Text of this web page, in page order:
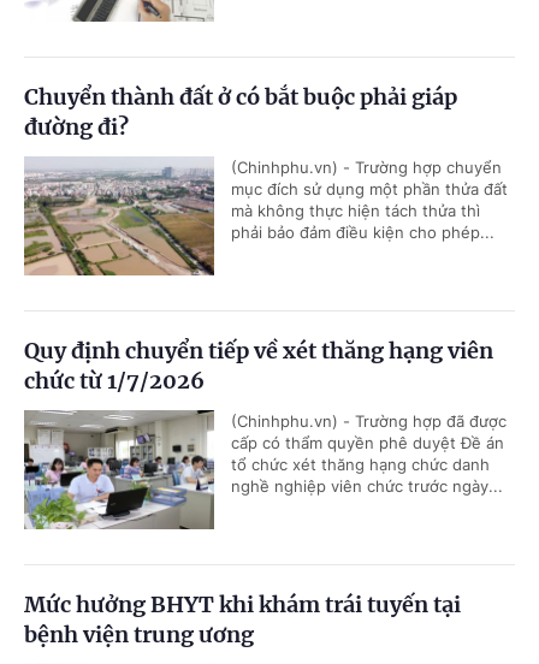
Chuyển thành đất ở có bắt buộc phải giáp
đường đi?
(Chinhphu.vn) - Trường hợp chuyển
mục đích sử dụng một phần thửa đất
mà không thực hiện tách thửa thì
phải bảo đảm điều kiện cho phép...
Quy định chuyển tiếp về xét thăng hạng viên
chức từ 1/7/2026
(Chinhphu.vn) - Trường hợp đã được
cấp có thẩm quyền phê duyệt Đề án
tổ chức xét thăng hạng chức danh
nghề nghiệp viên chức trước ngày...
Mức hưởng BHYT khi khám trái tuyến tại
bệnh viện trung ương